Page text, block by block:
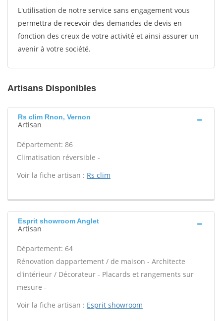
L'utilisation de notre service sans engagement vous
permettra de recevoir des demandes de devis en
fonction des creux de votre activité et ainsi assurer un
avenir à votre société.
Artisans Disponibles
Rs clim Rnon, Vernon
Artisan
Département: 86
Climatisation réversible -
Voir la fiche artisan : Rs clim
Esprit showroom Anglet
Artisan
Département: 64
Rénovation dappartement / de maison - Architecte
d'intérieur / Décorateur - Placards et rangements sur
mesure -
Voir la fiche artisan : Esprit showroom